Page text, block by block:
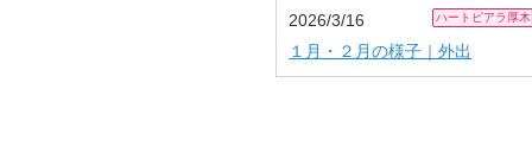
2026/3/16 ハートピアラ厚木
１月・２月の様子｜外出